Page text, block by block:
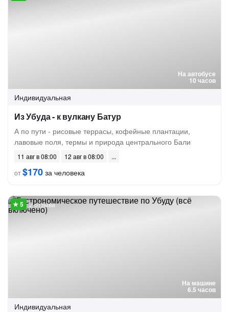
На автобусе
10 часов
Индивидуальная
Из Убуда - к вулкану Батур
А по пути - рисовые террасы, кофейные плантации,
лавовые поля, термы и природа центрального Бали
11 авг в 08:00
12 авг в 08:00
от$170 за человека
На машине
6.5 часов
2 отзыва
Индивидуальная